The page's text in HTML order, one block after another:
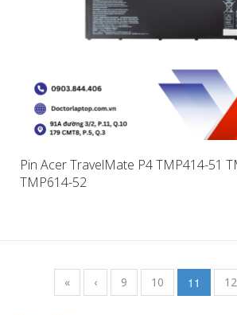
Pin Acer TravelMate P4 TMP414-51
TMP614-52
« ‹ 9 10 11 12